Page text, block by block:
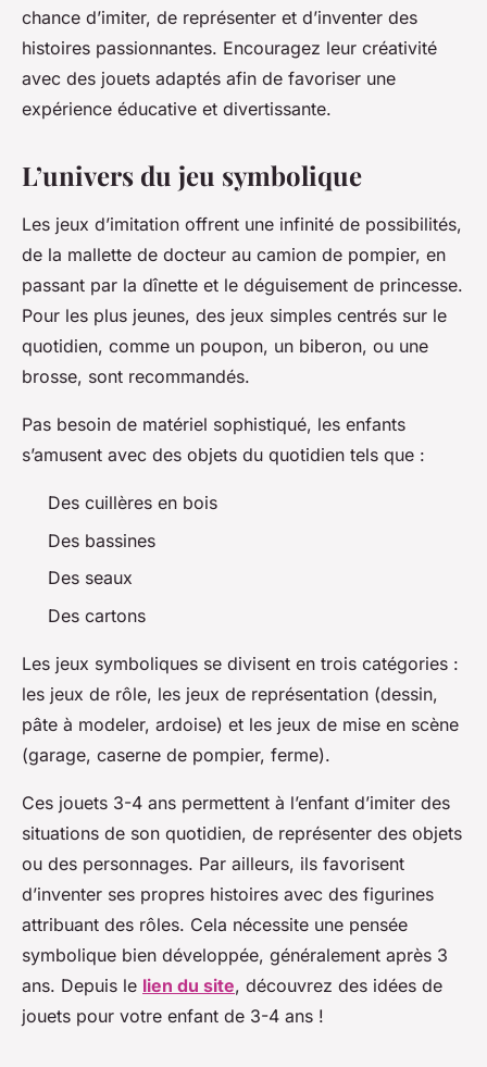
chance d’imiter, de représenter et d’inventer des
histoires passionnantes. Encouragez leur créativité
avec des jouets adaptés afin de favoriser une
expérience éducative et divertissante.
L’univers du jeu symbolique
Les jeux d’imitation offrent une infinité de possibilités,
de la mallette de docteur au camion de pompier, en
passant par la dînette et le déguisement de princesse.
Pour les plus jeunes, des jeux simples centrés sur le
quotidien, comme un poupon, un biberon, ou une
brosse, sont recommandés.
Pas besoin de matériel sophistiqué, les enfants
s’amusent avec des objets du quotidien tels que :
Des cuillères en bois
Des bassines
Des seaux
Des cartons
Les jeux symboliques se divisent en trois catégories :
les jeux de rôle, les jeux de représentation (dessin,
pâte à modeler, ardoise) et les jeux de mise en scène
(garage, caserne de pompier, ferme).
Ces jouets 3-4 ans permettent à l’enfant d’imiter des
situations de son quotidien, de représenter des objets
ou des personnages. Par ailleurs, ils favorisent
d’inventer ses propres histoires avec des figurines
attribuant des rôles. Cela nécessite une pensée
symbolique bien développée, généralement après 3
ans. Depuis le lien du site, découvrez des idées de
jouets pour votre enfant de 3-4 ans !